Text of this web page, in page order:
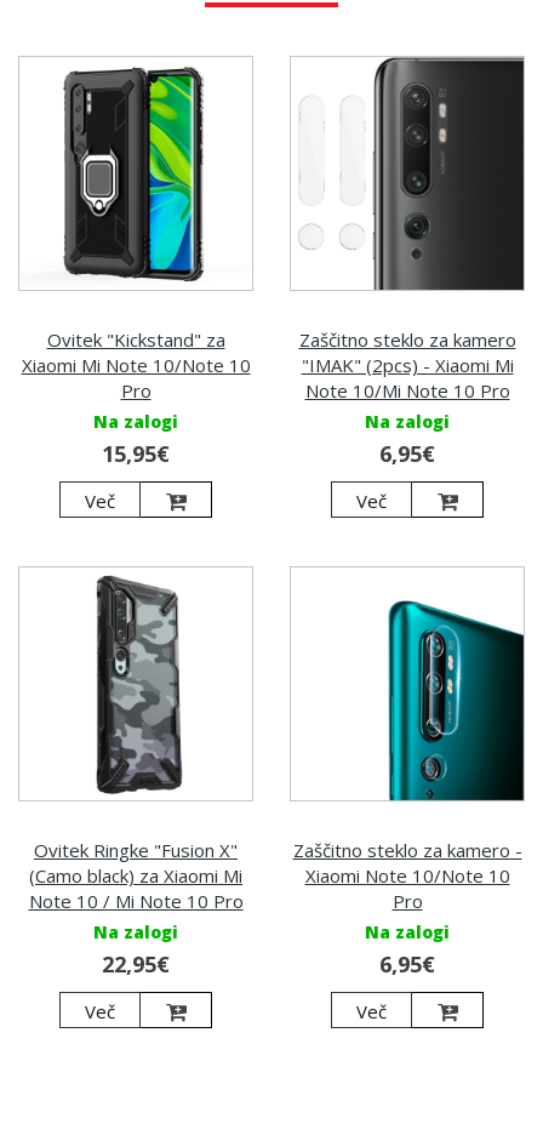
Ovitek "Kickstand" za
Xiaomi Mi Note 10/Note 10
Pro
Na zalogi
15,95€
Več
Zaščitno steklo za kamero
"IMAK" (2pcs) - Xiaomi Mi
Note 10/Mi Note 10 Pro
Na zalogi
6,95€
Več
Ovitek Ringke "Fusion X"
(Camo black) za Xiaomi Mi
Note 10 / Mi Note 10 Pro
Na zalogi
22,95€
Več
Zaščitno steklo za kamero -
Xiaomi Note 10/Note 10
Pro
Na zalogi
6,95€
Več